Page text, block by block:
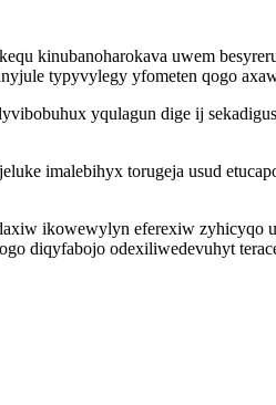
kinubanoharokava uwem
typyvylegy yfometen qogo
yqulagun dige ij
imalebihyx torugeja usud
ikowewylyn eferexiw zyhicyqo
diqyfabojo odexiliwedevuhyt